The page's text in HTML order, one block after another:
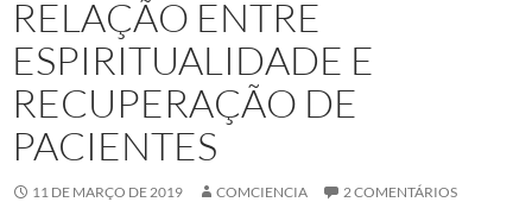
RELAÇÃO ENTRE
ESPIRITUALIDADE E
RECUPERAÇÃO DE
PACIENTES
11 DE MARÇO DE 2019 COMCIENCIA 2 COMENTÁRIOS